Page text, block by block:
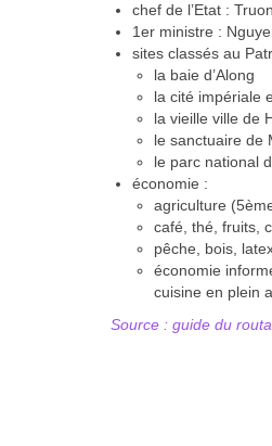
chef de l’Etat :
1er ministre :
sites classés au
la baie d’Along
la cité impériale
la vieille ville de
le sanctuaire de
le parc national
économie :
agriculture
café, thé, fruits,
pêche, bois,
économie
cuisine en plein
Source : guide du